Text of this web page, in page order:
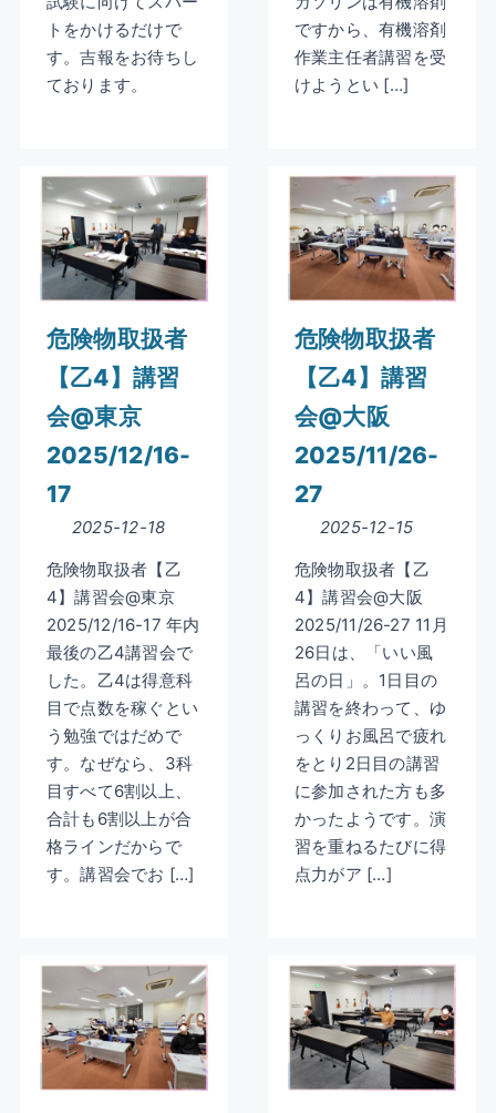
トをかけるだけで
す。吉報をお待ちし
ております。
ですから、有機溶剤
作業主任者講習を受
けようとい […]
危険物取扱者
【乙4】講習
会@東京
2025/12/16-
17
2025-12-18
危険物取扱者【乙
4】講習会@東京
2025/12/16-17 年内
最後の乙4講習会で
した。乙4は得意科
目で点数を稼ぐとい
う勉強ではだめで
す。なぜなら、3科
目すべて6割以上、
合計も6割以上が合
格ラインだからで
す。講習会でお […]
危険物取扱者
【乙4】講習
会@大阪
2025/11/26-
27
2025-12-15
危険物取扱者【乙
4】講習会@大阪
2025/11/26-27 11月
26日は、「いい風
呂の日」。1日目の
講習を終わって、ゆ
っくりお風呂で疲れ
をとり2日目の講習
に参加された方も多
かったようです。演
習を重ねるたびに得
点力がア […]